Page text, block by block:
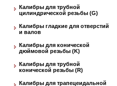
Калибры для трубной
цилиндрической резьбы (G)
Калибры гладкие для отверстий
и валов
Калибры для конической
дюймовой резьбы (K)
Калибры для трубной
конической резьбы (R)
Калибры для трапецеидальной